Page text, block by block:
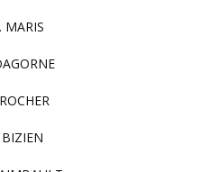
A. MARIS
DAGORNE
F. ROCHER
J. BIZIEN